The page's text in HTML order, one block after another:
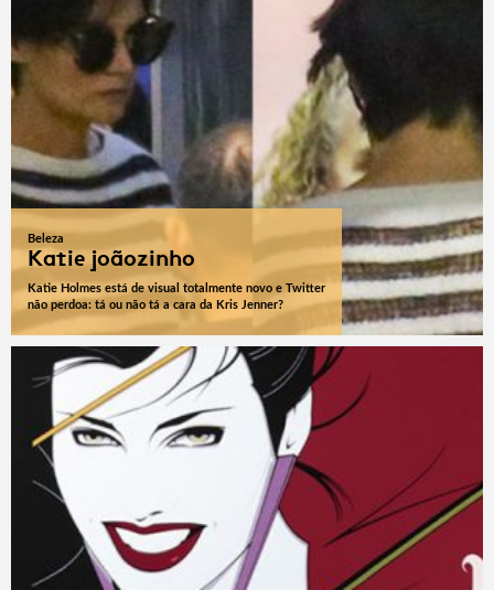
Beleza
Katie joãozinho
Katie Holmes está de visual totalmente novo e Twitter
não perdoa: tá ou não tá a cara da Kris Jenner?